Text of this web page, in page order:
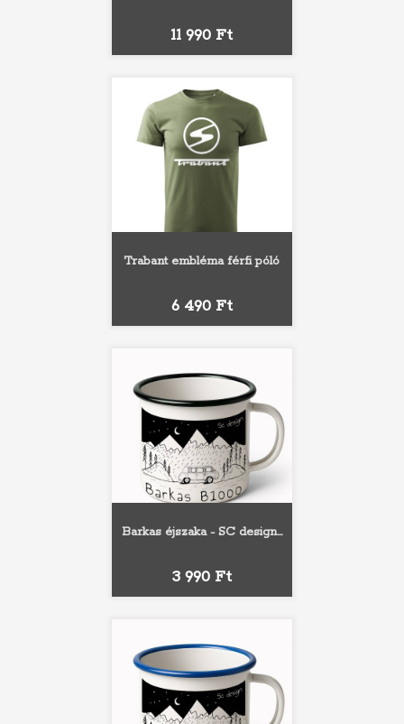
Ár
11 990 Ft
Trabant embléma férfi póló
Ár
6 490 Ft
Barkas éjszaka - SC design...
Ár
3 990 Ft